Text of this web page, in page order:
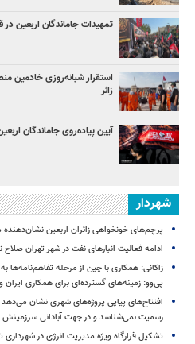
تمهیدات جاماندگان اربعین در قبله
زائر
آیین پیاده‌روی جاماندگان
شهردار
پرچم‌های خونخواهی زائران اربعین
ادامه فعالیت انبارهای نفت در شهر تهران
زاکانی: همکاری با چین از مرحله تفاهم‌نامه‌ها
پی‌وو: زمینه‌های گسترده‌ای برای همکاری ایران
افتتاح‌های پیاپی پروژه‌های شهری نشان
رسمیت نمی‌شناسد و در جهت آبادانی سرزمینش
تشکیل قرارگاه ویژه مدیریت انرژی در شهرداری